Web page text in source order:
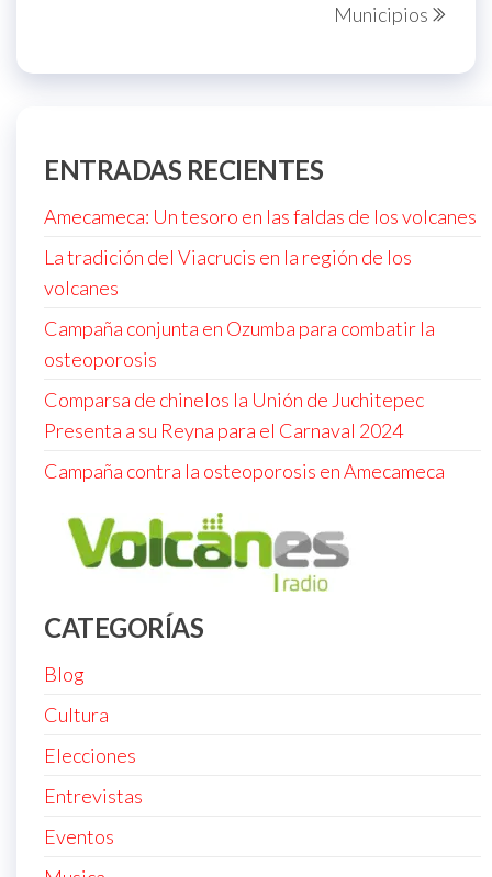
Municipios
ENTRADAS RECIENTES
Amecameca: Un tesoro en las faldas de los volcanes
La tradición del Viacrucis en la región de los
volcanes
Campaña conjunta en Ozumba para combatir la
osteoporosis
Comparsa de chinelos la Unión de Juchitepec
Presenta a su Reyna para el Carnaval 2024
Campaña contra la osteoporosis en Amecameca
CATEGORÍAS
Blog
Cultura
Elecciones
Entrevistas
Eventos